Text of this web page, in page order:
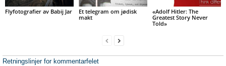
Flyfotografier av Babij Jar
Et telegram om jødisk
makt
«Adolf Hitler: The
Greatest Story Never
Told»
Retningslinjer for kommentarfelet